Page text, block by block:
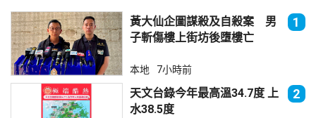
黃大仙企圖謀殺及自殺案 男
子斬傷樓上街坊後墮樓亡
1
本地 7小時前
天文台錄今年最高溫34.7度 上
水38.5度
2